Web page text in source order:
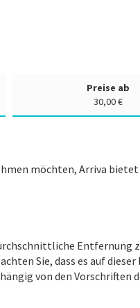
Preise ab
30,00 €
möchten, Arriva
Entfernung
Sie, dass es auf dieser
von den Vorschriften